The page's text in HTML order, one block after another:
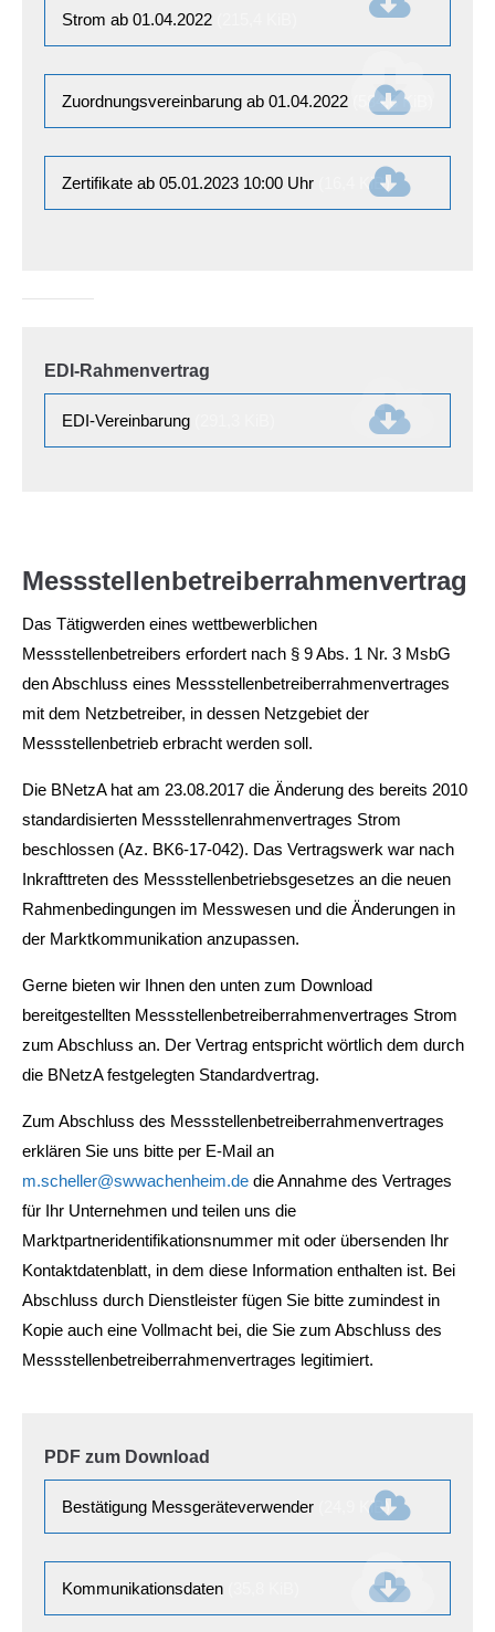
Strom ab 01.04.2022
Zuordnungsvereinbarung ab 01.04.2022 (584,6 KiB)
Zertifikate ab 05.01.2023 10:00 Uhr (16,4 KiB)
EDI-Rahmenvertrag
EDI-Vereinbarung
Messstellenbetreiberrahmenvertrag
Das Tätigwerden eines wettbewerblichen
Messstellenbetreibers erfordert nach § 9 Abs. 1 Nr. 3 MsbG
den Abschluss eines Messstellenbetreiberrahmenvertrages
mit dem Netzbetreiber, in dessen Netzgebiet der
Messstellenbetrieb erbracht werden soll.
Die BNetzA hat am 23.08.2017 die Änderung des bereits 2010
standardisierten Messstellenrahmenvertrages Strom
beschlossen (Az. BK6-17-042). Das Vertragswerk war nach
Inkrafttreten des Messstellenbetriebsgesetzes an die neuen
Rahmenbedingungen im Messwesen und die Änderungen in
der Marktkommunikation anzupassen.
Gerne bieten wir Ihnen den unten zum Download
bereitgestellten Messstellenbetreiberrahmenvertrages Strom
zum Abschluss an. Der Vertrag entspricht wörtlich dem durch
die BNetzA festgelegten Standardvertrag.
Zum Abschluss des Messstellenbetreiberrahmenvertrages
erklären Sie uns bitte per E-Mail an
m.scheller@swwachenheim.de die Annahme des Vertrages
für Ihr Unternehmen und teilen uns die
Marktpartneridentifikationsnummer mit oder übersenden Ihr
Kontaktdatenblatt, in dem diese Information enthalten ist. Bei
Abschluss durch Dienstleister fügen Sie bitte zumindest in
Kopie auch eine Vollmacht bei, die Sie zum Abschluss des
Messstellenbetreiberrahmenvertrages legitimiert.
PDF zum Download
Bestätigung Messgeräteverwender (24,9 KiB)
Kommunikationsdaten